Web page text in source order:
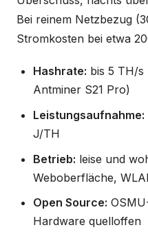
Bei reinem Netzbezug
Stromkosten bei etwa
Hashrate: bis 5 TH/s
Antminer S21 Pro)
Leistungsaufnahme:
J/TH
Betrieb: leise und
Weboberfläche,
Open Source:
Hardware quelloffen